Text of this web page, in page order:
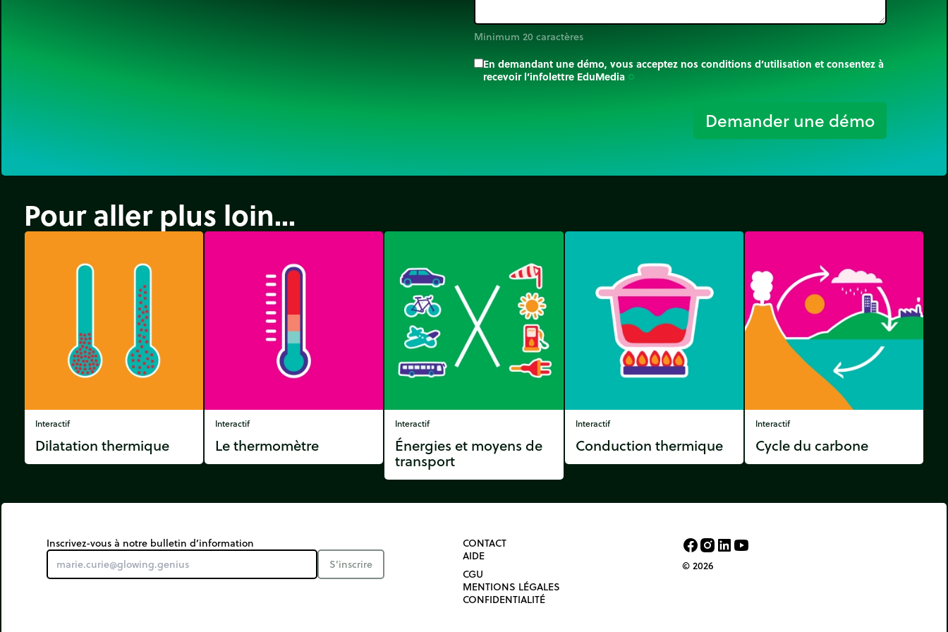
Minimum 20 caractères
En demandant une démo, vous acceptez nos conditions d’utilisation et consentez à
recevoir l’infolettre EduMedia trip_origin
Demander une démo
Pour aller plus loin...
Interactif
Dilatation thermique
Interactif
Le thermomètre
Interactif
Énergies et moyens de
transport
Interactif
Conduction thermique
Interactif
Cycle du carbone
Inscrivez-vous à notre bulletin d’information
S’inscrire
CONTACT
AIDE
CGU
MENTIONS LÉGALES
CONFIDENTIALITÉ
© 2026